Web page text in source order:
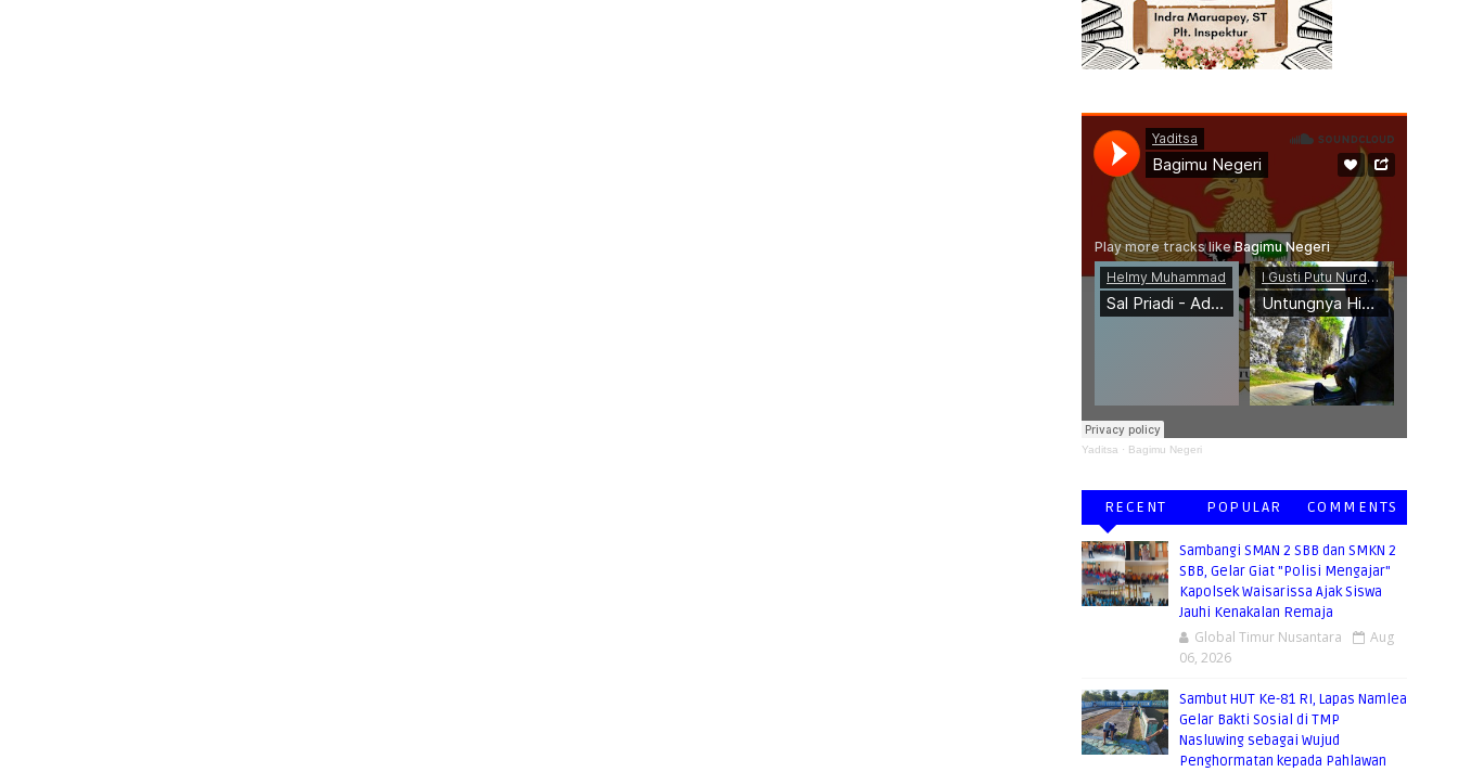
Yaditsa · Bagimu Negeri
RECENT POPULAR COMMENTS
Sambangi SMAN 2 SBB dan SMKN 2
SBB, Gelar Giat "Polisi Mengajar"
Kapolsek Waisarissa Ajak Siswa
Jauhi Kenakalan Remaja
Global Timur Nusantara
Aug
06, 2026
Sambut HUT Ke-81 RI, Lapas Namlea
Gelar Bakti Sosial di TMP
Nasluwing sebagai Wujud
Penghormatan kepada Pahlawan